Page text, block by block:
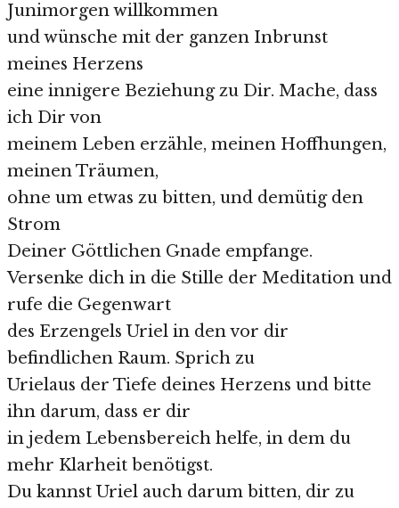
Junimorgen willkommen
und wünsche mit der ganzen Inbrunst
meines Herzens
eine innigere Beziehung zu Dir. Mache, dass
ich Dir von
meinem Leben erzähle, meinen Hoffhungen,
meinen Träumen,
ohne um etwas zu bitten, und demütig den
Strom
Deiner Göttlichen Gnade empfange.
Versenke dich in die Stille der Meditation und
rufe die Gegenwart
des Erzengels Uriel in den vor dir
befindlichen Raum. Sprich zu
Urielaus der Tiefe deines Herzens und bitte
ihn darum, dass er dir
in jedem Lebensbereich helfe, in dem du
mehr Klarheit benötigst.
Du kannst Uriel auch darum bitten, dir zu